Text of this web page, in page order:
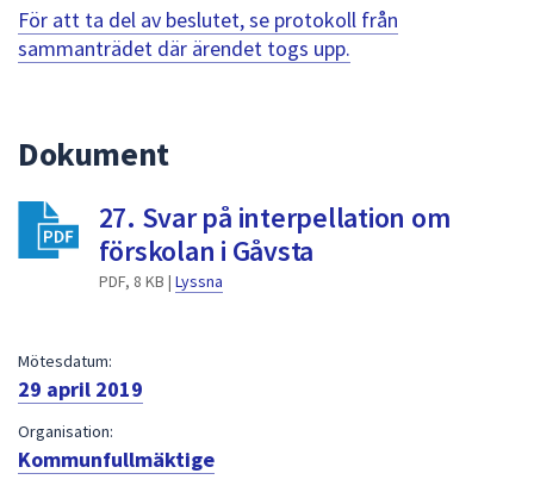
för
att
navigera
för
För att ta del av beslutet, se protokoll från
sammanträdet där ärendet togs upp.
Dokument
27. Svar på interpellation om
förskolan i Gåvsta
PDF, 8 KB | Lyssna
Mötesdatum:
29 april 2019
Organisation:
Kommunfullmäktige